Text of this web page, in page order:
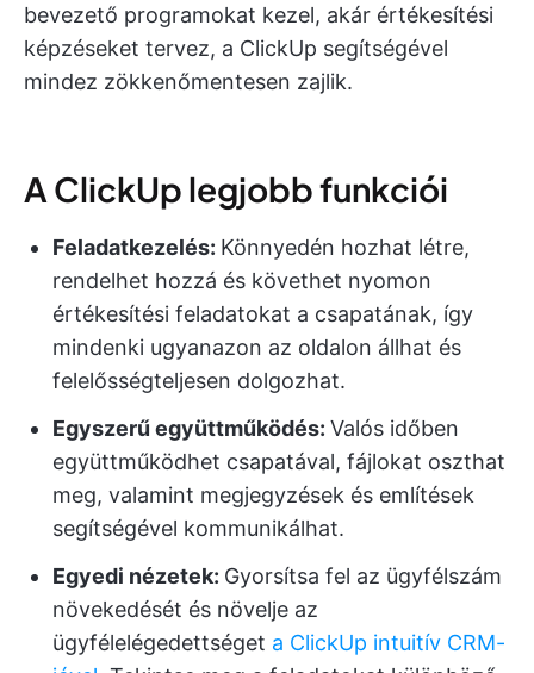
bevezető programokat kezel, akár értékesítési
képzéseket tervez, a ClickUp segítségével
mindez zökkenőmentesen zajlik.
A ClickUp legjobb funkciói
Feladatkezelés: Könnyedén hozhat létre,
rendelhet hozzá és követhet nyomon
értékesítési feladatokat a csapatának, így
mindenki ugyanazon az oldalon állhat és
felelősségteljesen dolgozhat.
Egyszerű együttműködés: Valós időben
együttműködhet csapatával, fájlokat oszthat
meg, valamint megjegyzések és említések
segítségével kommunikálhat.
Egyedi nézetek: Gyorsítsa fel az ügyfélszám
növekedését és növelje az
ügyfélelégedettséget a ClickUp intuitív CRM-